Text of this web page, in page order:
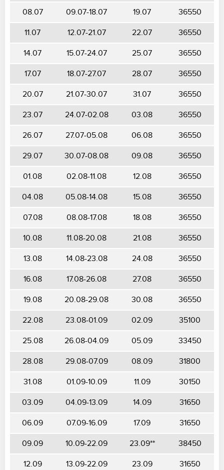
08.07 09.07-18.07 19.07 36550
11.07 12.07-21.07 22.07 36550
14.07 15.07-24.07 25.07 36550
17.07 18.07-27.07 28.07 36550
20.07 21.07-30.07 31.07 36550
23.07 24.07-02.08 03.08 36550
26.07 27.07-05.08 06.08 36550
29.07 30.07-08.08 09.08 36550
01.08 02.08-11.08 12.08 36550
04.08 05.08-14.08 15.08 36550
07.08 08.08-17.08 18.08 36550
10.08 11.08-20.08 21.08 36550
13.08 14.08-23.08 24.08 36550
16.08 17.08-26.08 27.08 36550
19.08 20.08-29.08 30.08 36550
22.08 23.08-01.09 02.09 35100
25.08 26.08-04.09 05.09 33450
28.08 29.08-07.09 08.09 31800
31.08 01.09-10.09 11.09 30150
03.09 04.09-13.09 14.09 31650
06.09 07.09-16.09 17.09 31650
09.09 10.09-22.09 23.09** 38450
12.09 13.09-22.09 23.09 31650